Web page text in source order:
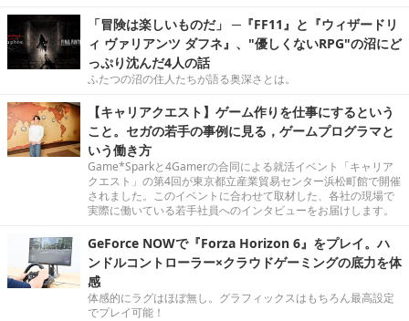
「冒険は楽しいものだ」 ─『FF11』と『ウィザードリ
ィ ヴァリアンツ ダフネ』、"優しくないRPG"の沼にど
っぷり沈んだ4人の話
ふたつの沼の住人たちが語る奥深さとは。
【キャリアクエスト】ゲーム作りを仕事にするという
こと。セガの若手の事例に見る，ゲームプログラマと
いう働き方
Game*Sparkと4Gamerの合同による就活イベント「キャリア
クエスト」の第4回が東京都立産業貿易センター浜松町館で開催
されました。このイベントに合わせて取材した、各社の現場で
実際に働いている若手社員へのインタビューをお届けします。
GeForce NOWで『Forza Horizon 6』をプレイ。ハ
ンドルコントローラー×クラウドゲーミングの底力を体
感
体感的にラグはほぼ無し。グラフィックスはもちろん最高設定
でプレイ可能！